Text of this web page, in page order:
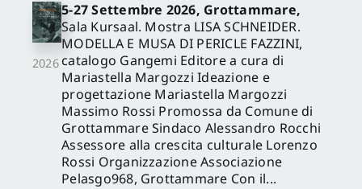
2026
5-27 Settembre 2026, Grottammare,
Sala Kursaal. Mostra LISA SCHNEIDER.
MODELLA E MUSA DI PERICLE FAZZINI,
catalogo Gangemi Editore a cura di
Mariastella Margozzi Ideazione e
progettazione Mariastella Margozzi
Massimo Rossi Promossa da Comune di
Grottammare Sindaco Alessandro Rocchi
Assessore alla crescita culturale Lorenzo
Rossi Organizzazione Associazione
Pelasgo968, Grottammare Con il...